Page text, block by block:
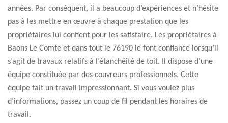
années. Par conséquent, il a beaucoup d’expériences et n’hésite
pas à les mettre en œuvre à chaque prestation que les
propriétaires lui confient pour les satisfaire. Les propriétaires à
Baons Le Comte et dans tout le 76190 le font confiance lorsqu’il
s’agit de travaux relatifs à l’étanchéité de toit. Il dispose d’une
équipe constituée par des couvreurs professionnels. Cette
équipe fait un travail impressionnant. Si vous voulez plus
d’informations, passez un coup de fil pendant les horaires de
travail.